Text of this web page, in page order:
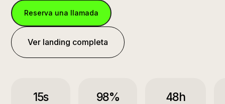
Reserva una llamada
Ver landing completa
15s 98% 48h